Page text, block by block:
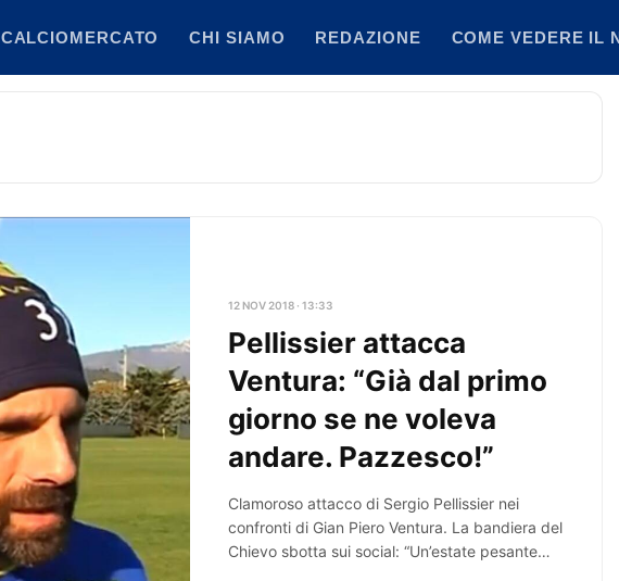
CALCIOMERCATO CHI SIAMO REDAZIONE COME VEDERE IL
12 NOV 2018 · 13:33
Pellissier attacca
Ventura: “Già dal primo
giorno se ne voleva
andare. Pazzesco!”
Clamoroso attacco di Sergio Pellissier nei
confronti di Gian Piero Ventura. La bandiera del
Chievo sbotta sui social: “Un’estate pesante